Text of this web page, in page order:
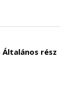
Általános rész